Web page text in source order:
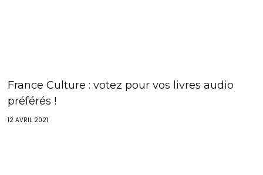
France Culture : votez pour vos livres audio
préférés !
12 AVRIL 2021